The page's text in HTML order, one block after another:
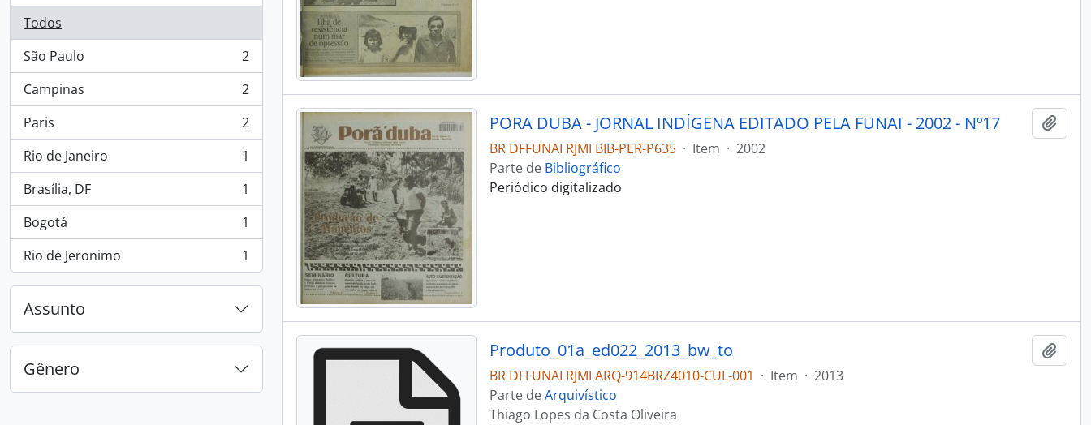
Todos
São Paulo
, 2 resultados
2
Campinas
, 2 resultados
2
Paris
, 2 resultados
2
Rio de Janeiro
, 1 resultados
1
Brasília, DF
, 1 resultados
1
Bogotá
, 1 resultados
1
Rio de Jeronimo
, 1 resultados 1
Assunto
Gênero
PORA DUBA - JORNAL INDÍGENA EDITADO PELA FUNAI - 2002 - Nº17
BR DFFUNAI RJMI BIB-PER-P635 · Item · 2002
Parte de Bibliográfico
Periódico digitalizado
Produto_01a_ed022_2013_bw_to
BR DFFUNAI RJMI ARQ-914BRZ4010-CUL-001 · Item · 2013
Parte deArquivístico
Thiago Lopes da Costa Oliveira